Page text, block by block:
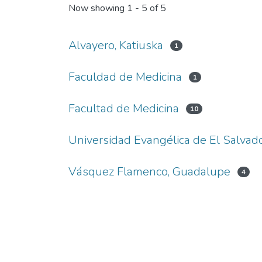
Now showing 1 - 5 of 5
Alvayero, Katiuska 1
Faculdad de Medicina 1
Facultad de Medicina 10
Universidad Evangélica de El
Vásquez Flamenco, Guadalupe
4